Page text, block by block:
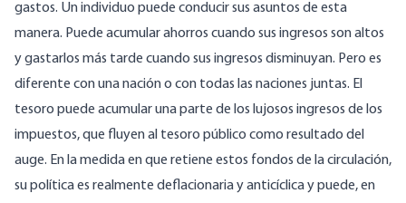
gastos. Un individuo puede conducir sus asuntos de esta
manera. Puede acumular ahorros cuando sus ingresos son altos
y gastarlos más tarde cuando sus ingresos disminuyan. Pero es
diferente con una nación o con todas las naciones juntas. El
tesoro puede acumular una parte de los lujosos ingresos de los
impuestos, que fluyen al tesoro público como resultado del
auge. En la medida en que retiene estos fondos de la circulación,
su política es realmente deflacionaria y anticíclica y puede, en